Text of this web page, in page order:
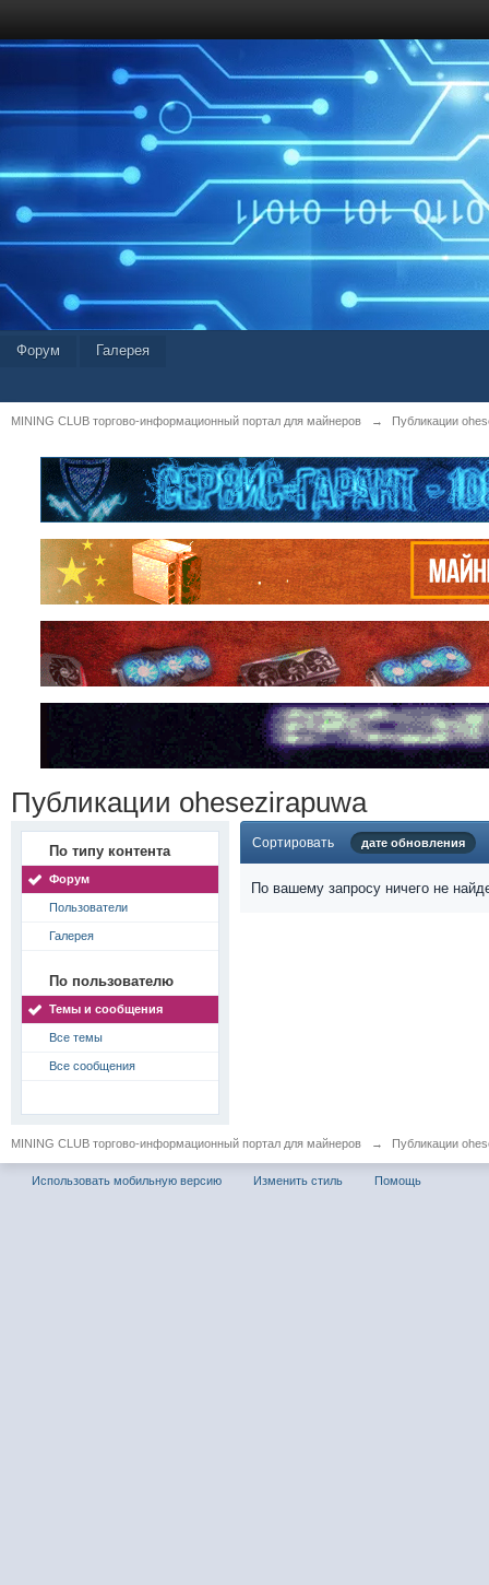
Форум Галерея
MINING CLUB торгово-информационный портал для майнеров → Публикации
Публикации ohesezirapuwa
По типу контента
Форум
Пользователи
Галерея
По пользователю
Темы и сообщения
Все темы
Все сообщения
Сортировать дате обновления
По вашему запросу ничего не
MINING CLUB торгово-информационный портал для майнеров → Публикации
Использовать мобильную версию Изменить стиль Помощь